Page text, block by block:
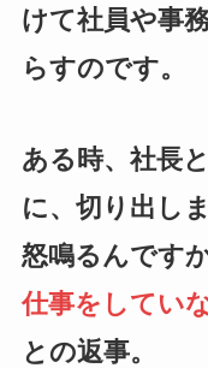
けて社員や事
らすのです。
ある時、社長
に、切り出し
怒鳴るんです
仕事をしてい
との返事。